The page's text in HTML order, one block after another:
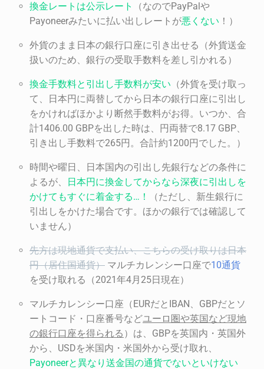
換金レートは公示レート
（なのでPayPalや
Payoneerみたいに払い出しレートが悪くない ！）
外貨のまま日本の銀行口座に引き出せる（外貨送金
扱いのため、銀行の受取手数料を差し引かれる）
換金手数料と引出し手数料が安い （外貨を受け取っ
て、日本円に両替してから日本の銀行口座に引出し
をかければほかより断然手数料がお得。いつか、合
計1406.00 GBPを出した時は、円両替で8.17 GBP、
引き出し手数料で265円。合計約1200円でした。）
時間や曜日、日本国内の引出し先銀行などの条件に
よるが、
日本円に換金してからなら深夜に引出しを
かけてもすぐに着金する… ！
（ただし、新生銀行に
引出しをかけた場合です。ほかの銀行では確認して
いません）
先方は現地通貨で支払い、こちらの受け取りは日本
円（居住国通貨） マルチカレンシー口座で10通貨
を受け取れる（2021年4月25日現在）
マルチカレンシー口座（EURだとIBAN、GBPだとソ
ートコード・口座番号などユーロ 圏や英国など現地
の銀行口座を得られる ）は、GBPを英国内・英国外
から、USDを米国内・米国外から受け取れ、
Payoneerと異なり送金国の通貨でないといけない